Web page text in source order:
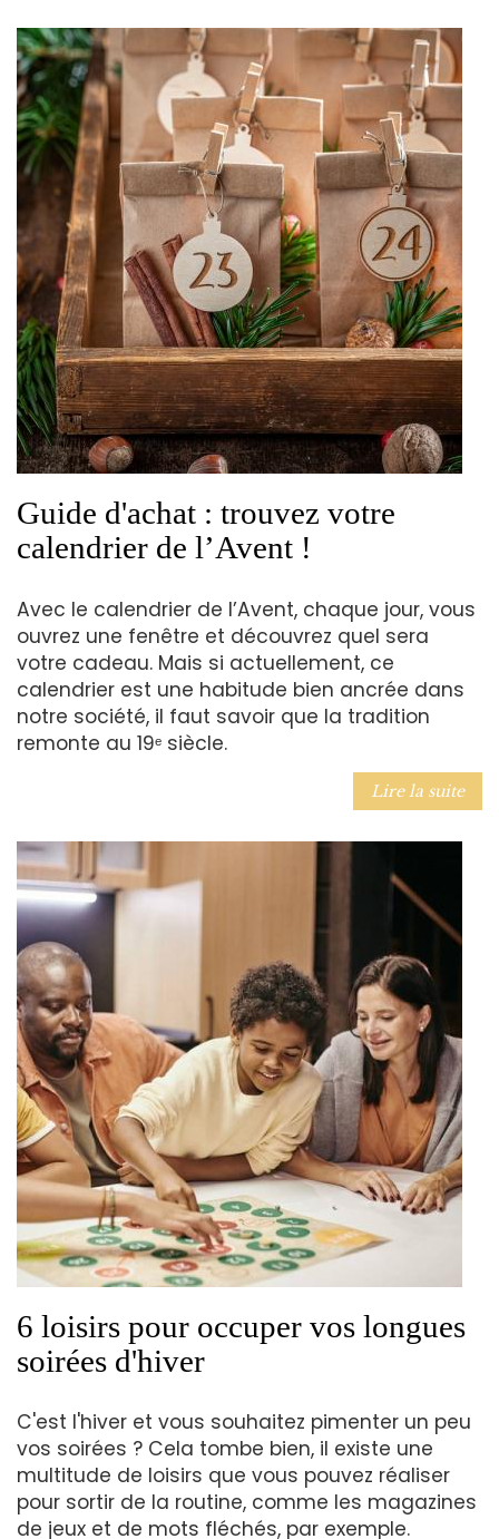
Guide d'achat : trouvez votre
calendrier de l’Avent !
Avec le calendrier de l’Avent, chaque jour, vous
ouvrez une fenêtre et découvrez quel sera
votre cadeau. Mais si actuellement, ce
calendrier est une habitude bien ancrée dans
notre société, il faut savoir que la tradition
remonte au 19ᵉ siècle.
Lire la suite
6 loisirs pour occuper vos longues
soirées d'hiver
C'est l'hiver et vous souhaitez pimenter un peu
vos soirées ? Cela tombe bien, il existe une
multitude de loisirs que vous pouvez réaliser
pour sortir de la routine, comme les magazines
de jeux et de mots fléchés, par exemple.